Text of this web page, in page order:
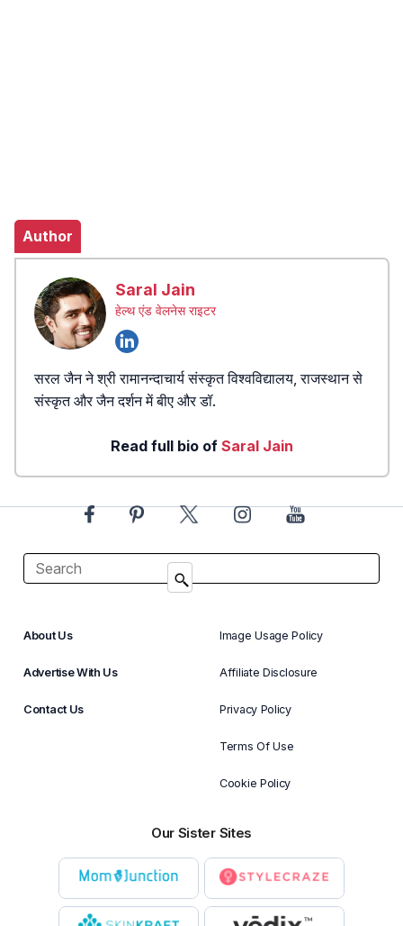
Author
Saral Jain
हेल्थ एंड वेलनेस राइटर
सरल जैन ने श्री रामानन्दाचार्य संस्कृत विश्वविद्यालय, राजस्थान से
संस्कृत और जैन दर्शन में बीए और डॉ.
Read full bio of Saral Jain
About Us
Advertise With Us
Contact Us
Image Usage Policy
Affiliate Disclosure
Privacy Policy
Terms Of Use
Cookie Policy
Our Sister Sites